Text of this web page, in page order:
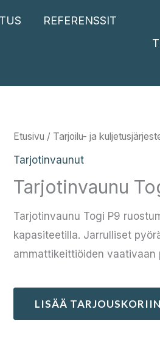
REFERENSSIT
Etusivu / Tarjoilu- ja
Tarjotinvaunut
Tarjotinvaunu
Tarjotinvaunu Togi P9
kapasiteetilla. Jarrulliset
ammattikeittiöiden vaativaan
LISÄÄ TARJOUSKORIIN